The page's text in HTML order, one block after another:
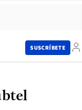
SUSCRÍBETE